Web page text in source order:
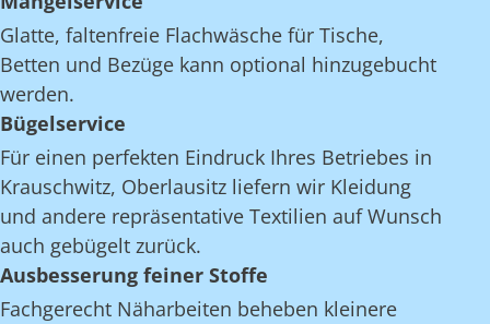
Glatte, faltenfreie Flachwäsche für Tische,
Betten und Bezüge kann optional hinzugebucht
werden.
Bügelservice
Für einen perfekten Eindruck Ihres Betriebes in
Krauschwitz, Oberlausitz liefern wir Kleidung
und andere repräsentative Textilien auf Wunsch
auch gebügelt zurück.
Ausbesserung feiner Stoffe
Fachgerecht Näharbeiten beheben kleinere